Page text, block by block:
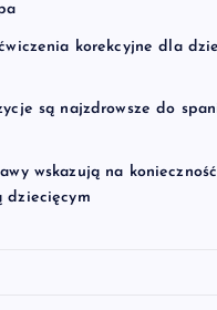
korekcyjne dla
są najzdrowsze do
wskazują na
dziecięcym